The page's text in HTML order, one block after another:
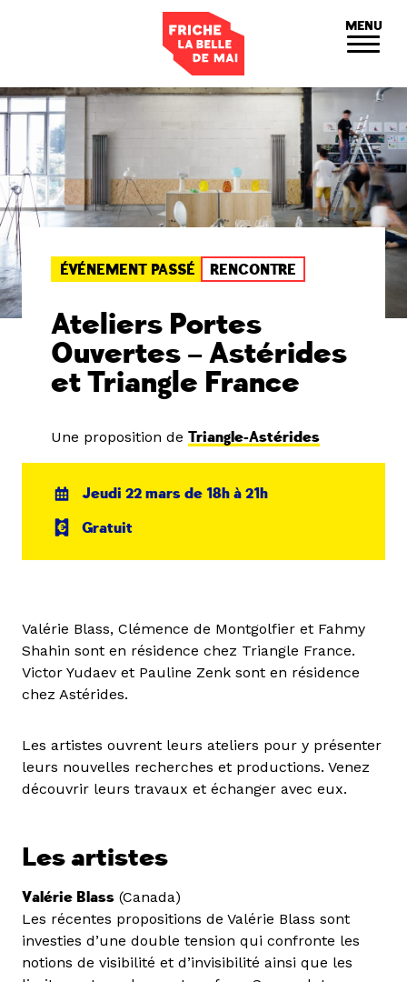
MENU
ÉVÉNEMENT PASSÉ RENCONTRE
Ateliers Portes
Ouvertes – Astérides
et Triangle France
Une proposition de Triangle-Astérides
Jeudi 22 mars de 18h à 21h
Gratuit
Valérie Blass, Clémence de Montgolfier et Fahmy
Shahin sont en résidence chez Triangle France.
Victor Yudaev et Pauline Zenk sont en résidence
chez Astérides.
Les artistes ouvrent leurs ateliers pour y présenter
leurs nouvelles recherches et productions. Venez
découvrir leurs travaux et échanger avec eux.
Les artistes
Valérie Blass (Canada)
Les récentes propositions de Valérie Blass sont
investies d’une double tension qui confronte les
notions de visibilité et d’invisibilité ainsi que les
Panneau de gestion des cookies